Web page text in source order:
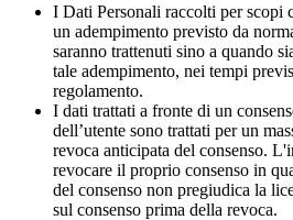
I Dati Personali raccolti per scopi
un adempimento previsto da
saranno trattenuti sino a quando
tale adempimento, nei tempi
regolamento.
I dati trattati a fronte di un
dell’utente sono trattati per un
revoca anticipata del consenso.
revocare il proprio consenso in
del consenso non pregiudica la
sul consenso prima della revoca.